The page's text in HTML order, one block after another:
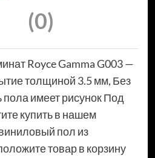
(0)
Royce Gamma G003 —
толщиной 3.5 мм, Без
имеет рисунок Под
купить в нашем
пол из
товар в корзину